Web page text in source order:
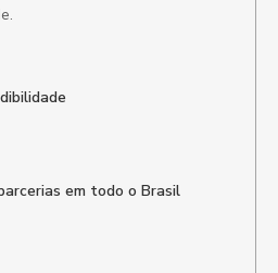
em todo o Brasil